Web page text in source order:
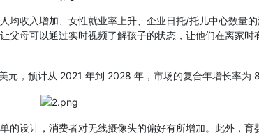
收入增加、女性就业率上升、企业日托/托儿中心数量的
父母可以通过实时视频了解孩子的状态，让他们在离家时
预计从 2021 年到 2028 年，市场的复合年增长率为
设计，消费者对无线摄像头的偏好有所增加。此外，育